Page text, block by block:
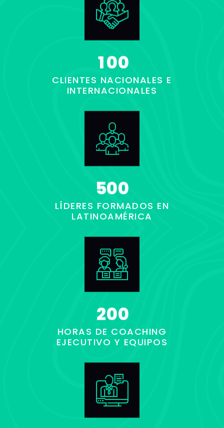
100
CLIENTES NACIONALES E
INTERNACIONALES
500
LÍDERES FORMADOS EN
LATINOAMÉRICA
200
HORAS DE COACHING
EJECUTIVO Y EQUIPOS